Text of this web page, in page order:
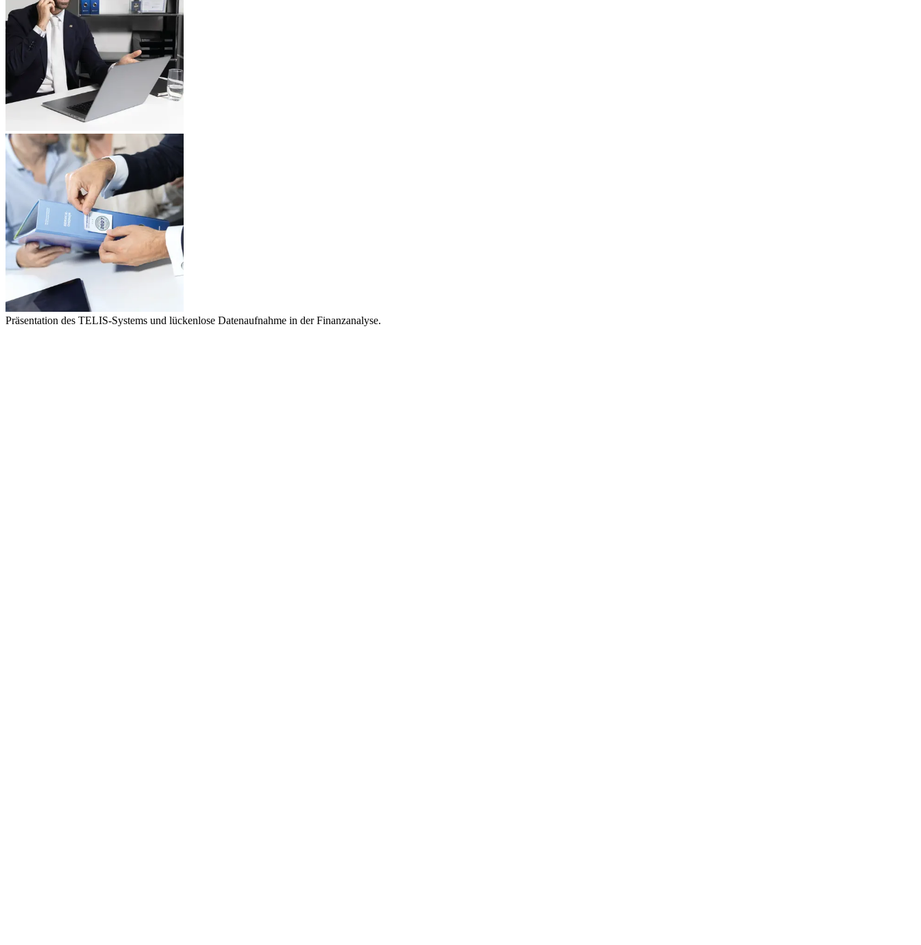
Präsentation des TELIS-Systems und lückenlose Datenaufnahme in der Finanzanalyse.